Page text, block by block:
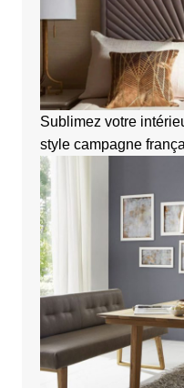
Sublimez votre
style campagne